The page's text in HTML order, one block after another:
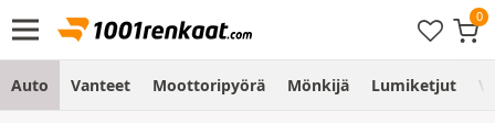
Auto Vanteet Moottoripyörä Mönkijä Lumiketjut